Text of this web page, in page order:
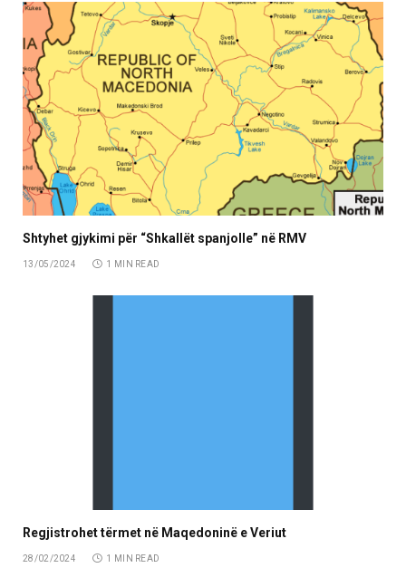
Shtyhet gjykimi për “Shkallët spanjolle” në RMV
13/05/2024 1 MIN READ
Regjistrohet tërmet në Maqedoninë e Veriut
28/02/2024 1 MIN READ